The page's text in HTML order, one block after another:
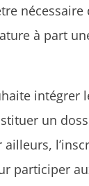
nécessaire
à part
intégrer
un
participer